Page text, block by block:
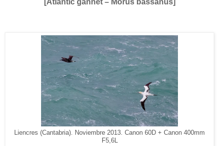
Liencres (Cantabria). Noviembre 2013. Canon 60D + Canon 400mm
F5,6L